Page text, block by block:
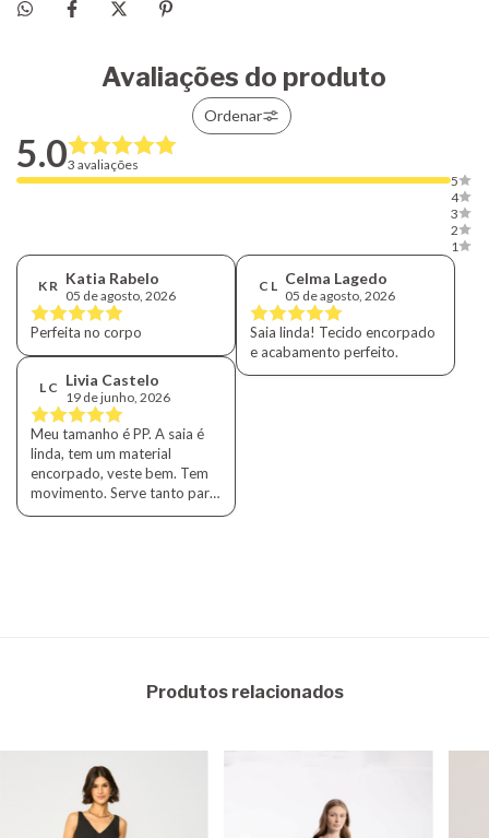
Avaliações do produto
Ordenar
5.03 avaliações
5
4
3
2
1
K R Katia Rabelo
05 de agosto, 2026
Perfeita no corpo
L C Livia Castelo
19 de junho, 2026
Meu tamanho é PP. A saia é
linda, tem um material
encorpado, veste bem. Tem
movimento. Serve tanto para
o inverno (com bota) como
C L Celma Lagedo
05 de agosto, 2026
Saia linda! Tecido encorpado
e acabamento perfeito.
Produtos relacionados